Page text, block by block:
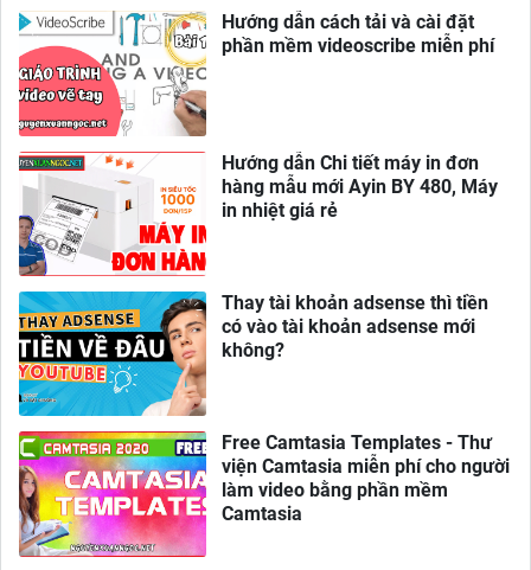
Hướng dẫn cách tải và cài đặt
phần mềm videoscribe miễn phí
Hướng dẫn Chi tiết máy in đơn
hàng mẫu mới Ayin BY 480, Máy
in nhiệt giá rẻ
Thay tài khoản adsense thì tiền
có vào tài khoản adsense mới
không?
Free Camtasia Templates - Thư
viện Camtasia miễn phí cho người
làm video bằng phần mềm
Camtasia